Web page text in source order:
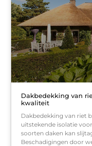
Dakbedekking van
kwaliteit
Dakbedekking van riet
uitstekende isolatie
soorten daken kan
Beschadigingen door